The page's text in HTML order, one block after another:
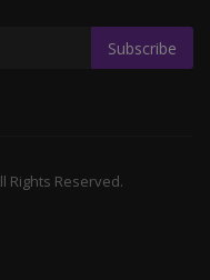
Subscribe
Rights Reserved.